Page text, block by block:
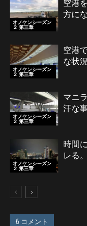
オノケンシーズン
２ 第三章
空港
方に
オノケンシーズン
２ 第三章
空港
な状
オノケンシーズン
２ 第三章
マニ
汗な
オノケンシーズン
２ 第三章
時間
レる
6 コメント